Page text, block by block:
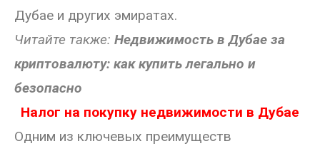
Дубае и других эмиратах.
Читайте также: Недвижимость в Дубае за
криптовалюту: как купить легально и
безопасно
Налог на покупку недвижимости в Дубае
Одним из ключевых преимуществ